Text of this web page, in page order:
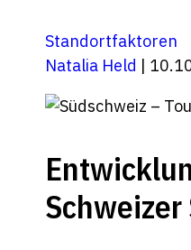
Standortfaktoren
Natalia Held |